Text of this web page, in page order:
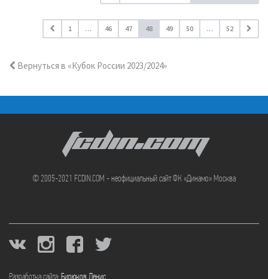
1 … 46 47 48 49 50 … 52
Вернуться в «Кубок России 2023/2024»
FCDIN.COM
© 2005-2021 FCDIN.COM - неофициальный сайт ФК «Динамо» Москва